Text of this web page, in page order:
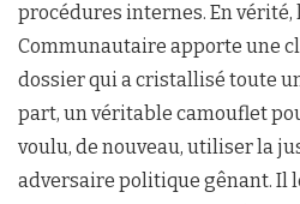
procédures internes. En vérité,
Communautaire apporte une
dossier qui a cristallisé toute
part, un véritable camouflet
voulu, de nouveau, utiliser la
adversaire politique gênant. Il